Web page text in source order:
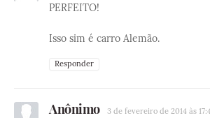
PERFEITO!
Isso sim é carro Alemão.
Responder
Anônimo 3 de fevereiro de 2014 às